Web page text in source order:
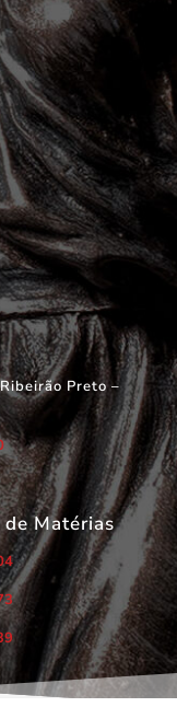
Preto –
Matérias